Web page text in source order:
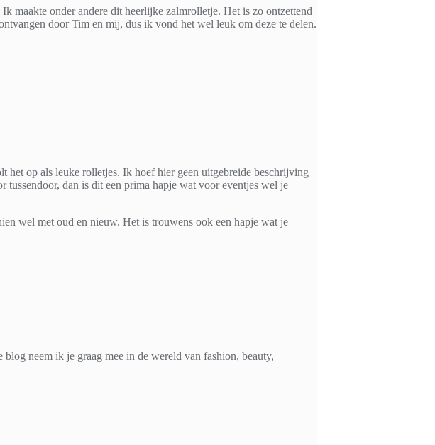
maakte onder andere dit heerlijke zalmrolletje. Het is zo ontzettend
door Tim en mij, dus ik vond het wel leuk om deze te delen.
het op als leuke rolletjes. Ik hoef hier geen uitgebreide beschrijving
dan is dit een prima hapje wat voor eventjes wel je
wel met oud en nieuw. Het is trouwens ook een hapje wat je
neem ik je graag mee in de wereld van fashion, beauty,